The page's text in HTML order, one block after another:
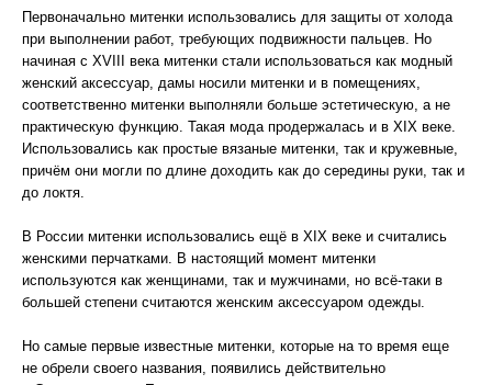
Первоначально митенки использовались для защиты от холода
при выполнении работ, требующих подвижности пальцев. Но
начиная с XVIII века митенки стали использоваться как модный
женский аксессуар, дамы носили митенки и в помещениях,
соответственно митенки выполняли больше эстетическую, а не
практическую функцию. Такая мода продержалась и в XIX веке.
Использовались как простые вязаные митенки, так и кружевные,
причём они могли по длине доходить как до середины руки, так и
до локтя.
В России митенки использовались ещё в XIX веке и считались
женскими перчатками. В настоящий момент митенки
используются как женщинами, так и мужчинами, но всё-таки в
большей степени считаются женским аксессуаром одежды.
Но самые первые известные митенки, которые на то время еще
не обрели своего названия, появились действительно